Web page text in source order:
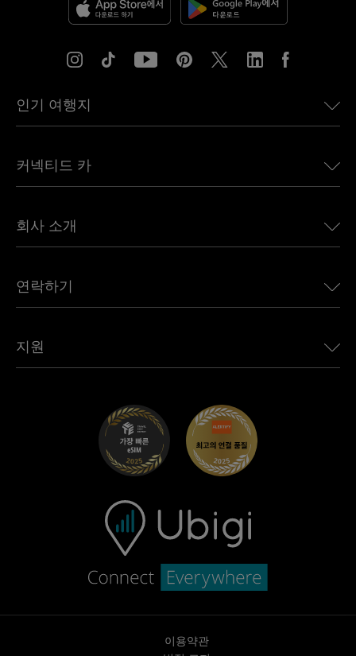
인기 여행지
유럽용 eSIM
캐나다용 eSIM
아프리카용 eSIM
모든 목적지 보기
커넥티드 카
Land Rover용 Ubigi
Jeep용 Ubigi
Mini용 Ubigi
Maserati용 Ubigi
회사 소개
언론에 소개된 Ubigi
Ubigi 앱
연락하기
제휴 프로그램
지원
이용약관